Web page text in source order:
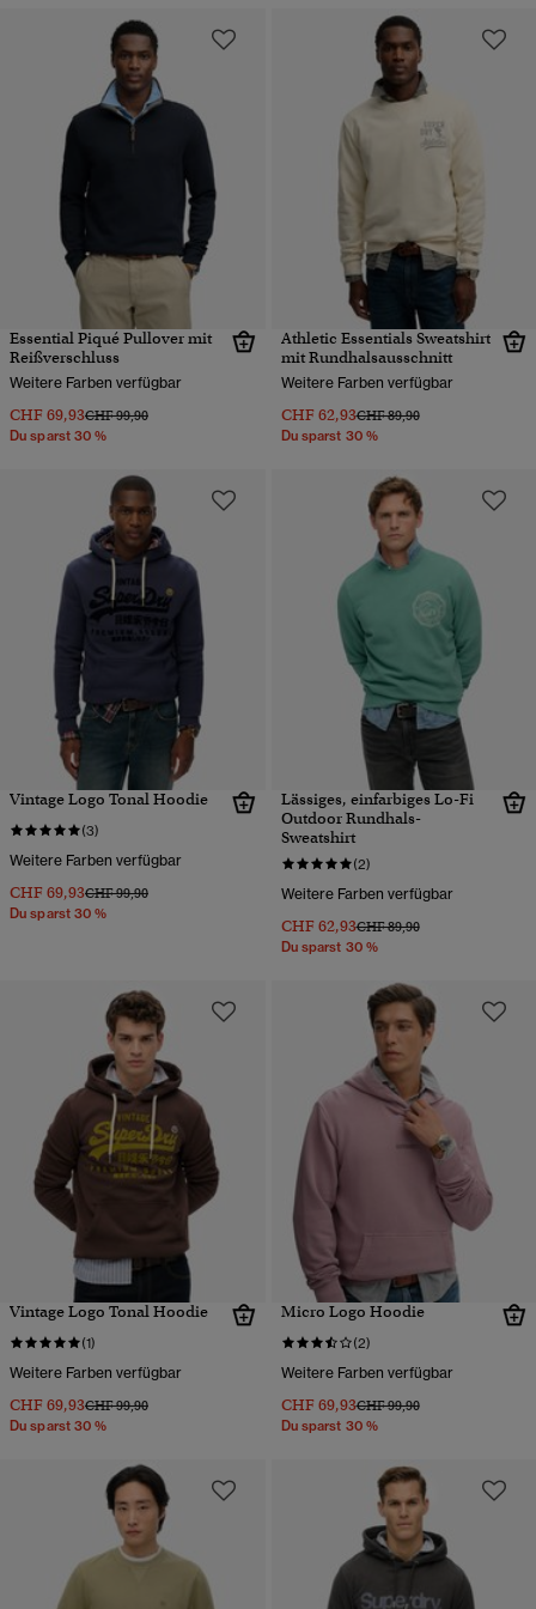
Essential Piqué Pullover mit
Reißverschluss
Weitere Farben verfügbar
CHF 69,93Preis wurde reduziert von
CHF 99,90bis
Du sparst 30 %
Athletic Essentials Sweatshirt
mit Rundhalsausschnitt
Weitere Farben verfügbar
CHF 62,93Preis wurde reduziert von
CHF 89,90bis
Du sparst 30 %
Vintage Logo Tonal Hoodie
(3)
Weitere Farben verfügbar
CHF 69,93Preis wurde reduziert von
CHF 99,90bis
Du sparst 30 %
Lässiges, einfarbiges Lo-Fi
Outdoor Rundhals-
Sweatshirt
(2)
Weitere Farben verfügbar
CHF 62,93Preis wurde reduziert von
CHF 89,90bis
Du sparst 30 %
Vintage Logo Tonal Hoodie
(1)
Weitere Farben verfügbar
CHF 69,93Preis wurde reduziert von
CHF 99,90bis
Du sparst 30 %
Micro Logo Hoodie
(2)
Weitere Farben verfügbar
CHF 69,93Preis wurde reduziert von
CHF 99,90bis
Du sparst 30 %